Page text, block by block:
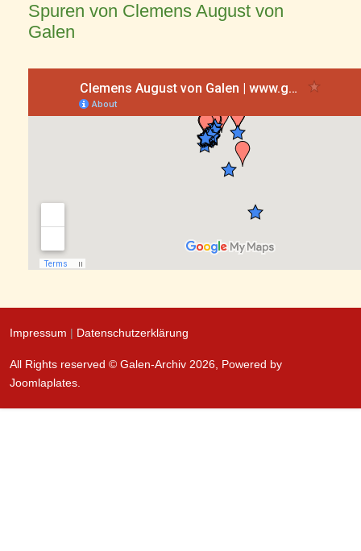
Spuren von Clemens August von
Galen
Impressum | Datenschutzerklärung
All Rights reserved © Galen-Archiv 2026, Powered by
Joomlaplates